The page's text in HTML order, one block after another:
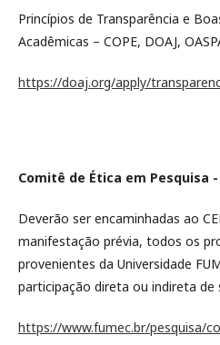
Princípios de Transparência e
Acadêmicas – COPE, DOAJ,
https://doaj.org/apply/
Comitê de Ética em Pesquisa -
Deverão ser encaminhadas ao
manifestação prévia, todos os
provenientes da Universidade
participação direta ou indireta de
https://www.fumec.br/pesquisa/